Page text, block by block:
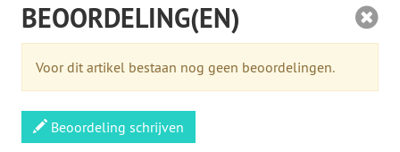
BEOORDELING(EN)
Voor dit artikel bestaan nog geen beoordelingen.
Beoordeling schrijven